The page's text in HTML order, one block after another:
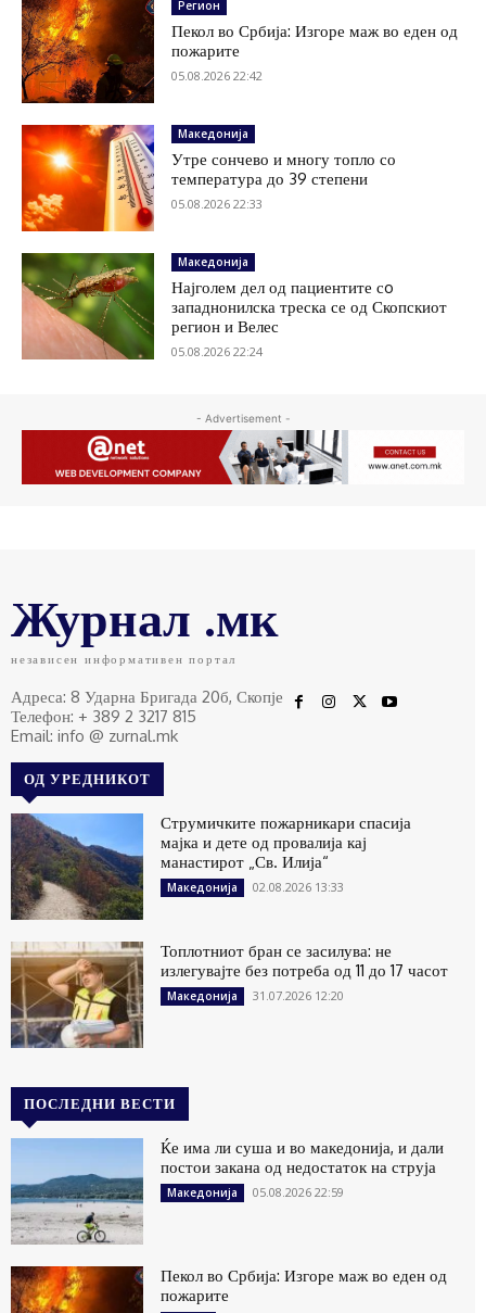
Регион
Пекол во Србија: Изгоре маж во еден од
пожарите
05.08.2026 22:42
Македонија
Утре сончево и многу топло со
температура до 39 степени
05.08.2026 22:33
Македонија
Најголем дел од пациентите сo
западнонилска треска се од Скопскиот
регион и Велес
05.08.2026 22:24
- Advertisement -
Журнал .мк
независен информативен портал
Адреса: 8 Ударна Бригада 20б, Скопје
Телефон: + 389 2 3217 815
Email: info @ zurnal.mk
ОД УРЕДНИКОТ
Струмичките пожарникари спасија
мајка и дете од провалија кај
манастирот „Св. Илија“
Македонија 02.08.2026 13:33
Топлотниот бран се засилува: не
излегувајте без потреба од 11 до 17 часот
Македонија 31.07.2026 12:20
ПОСЛЕДНИ ВЕСТИ
Ќе има ли суша и во македонија, и дали
постои закана од недостаток на струја
Македонија 05.08.2026 22:59
Пекол во Србија: Изгоре маж во еден од
пожарите